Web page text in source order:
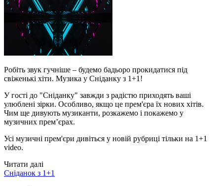
Робіть звук гучніше – будемо бадьоро прокидатися під
свіженькі хіти. Музика у Сніданку з 1+1!
У гості до "Сніданку" завжди з радістю приходять ваші
улюблені зірки. Особливо, якщо це прем'єра їх нових хітів.
Чим ще дивують музиканти, розкажемо і покажемо у
музичних прем’єрах.
Усі музичні прем'єри дивіться у новій рубриці тільки на 1+1
video.
Читати далі
Сніданок з 1+1